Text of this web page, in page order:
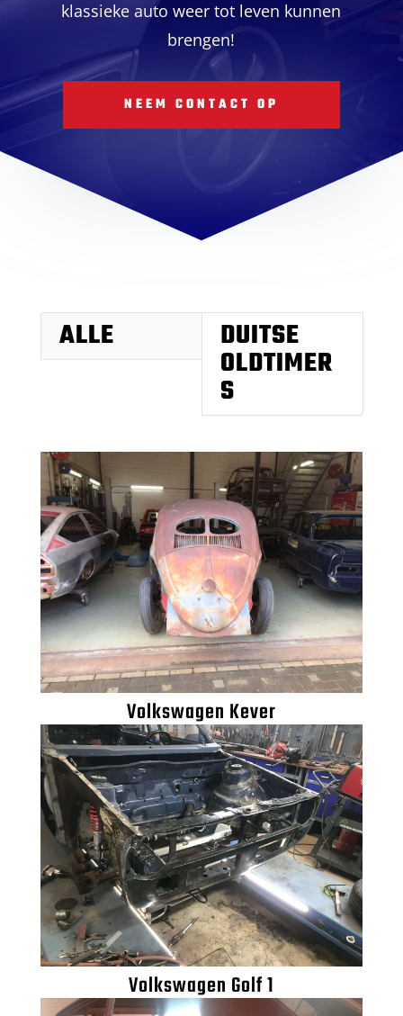
klassieke auto weer tot leven kunnen
brengen!
NEEM CONTACT OP
ALLE DUITSE
OLDTIMER
S
Volkswagen Kever
Volkswagen Golf 1